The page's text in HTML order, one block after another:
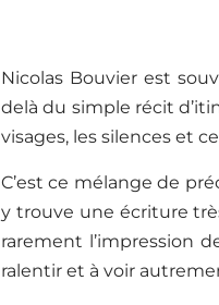
Nicolas Bouvier est
delà du simple récit
visages, les silences et
C’est ce mélange de
y trouve une écriture
rarement l’impression
ralentir et à voir